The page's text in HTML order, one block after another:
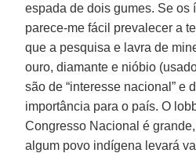
espada de dois gumes. Se os
parece-me fácil prevalecer a
que a pesquisa e lavra de
ouro, diamante e nióbio
são de “interesse nacional” e
importância para o país. O
Congresso Nacional é
algum povo indígena levará